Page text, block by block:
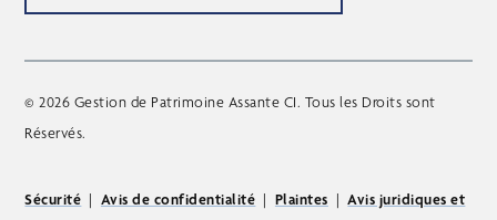
© 2026 Gestion de Patrimoine Assante CI. Tous les Droits sont
Réservés.
Sécurité | Avis de confidentialité | Plaintes |Avis juridiques et